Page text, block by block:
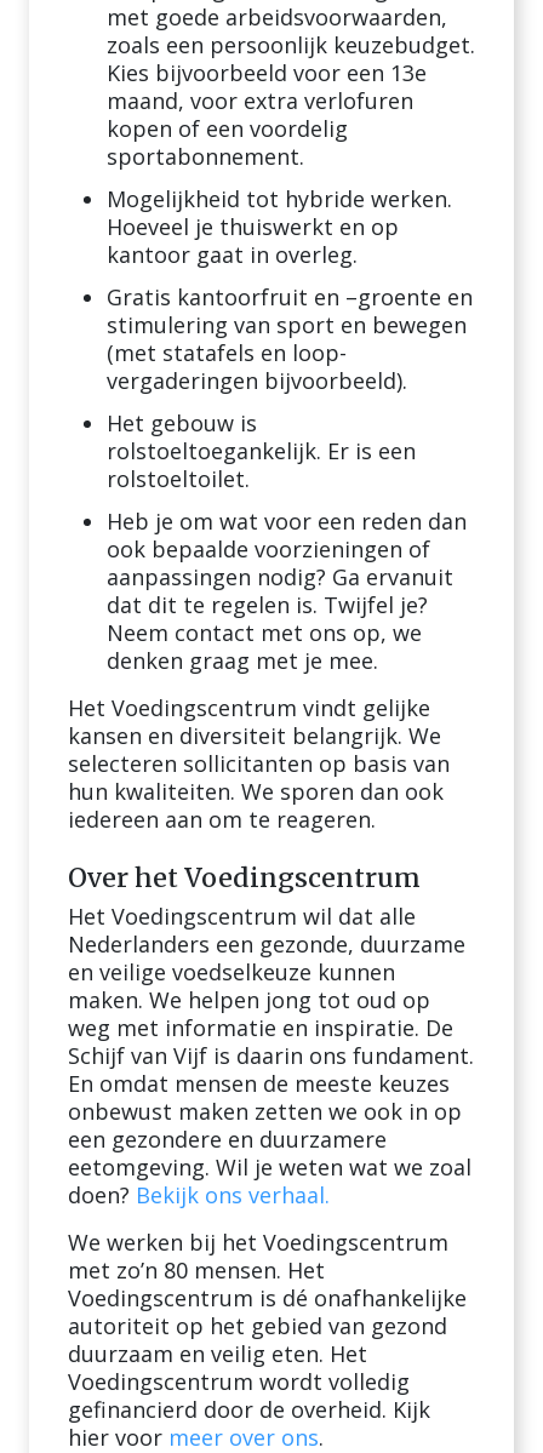
met goede arbeidsvoorwaarden,
zoals een persoonlijk keuzebudget.
Kies bijvoorbeeld voor een 13e
maand, voor extra verlofuren
kopen of een voordelig
sportabonnement.
Mogelijkheid tot hybride werken.
Hoeveel je thuiswerkt en op
kantoor gaat in overleg.
Gratis kantoorfruit en –groente en
stimulering van sport en bewegen
(met statafels en loop-
vergaderingen bijvoorbeeld).
Het gebouw is
rolstoeltoegankelijk. Er is een
rolstoeltoilet.
Heb je om wat voor een reden dan
ook bepaalde voorzieningen of
aanpassingen nodig? Ga ervanuit
dat dit te regelen is. Twijfel je?
Neem contact met ons op, we
denken graag met je mee.
Het Voedingscentrum vindt gelijke
kansen en diversiteit belangrijk. We
selecteren sollicitanten op basis van
hun kwaliteiten. We sporen dan ook
iedereen aan om te reageren.
Over het Voedingscentrum
Het Voedingscentrum wil dat alle
Nederlanders een gezonde, duurzame
en veilige voedselkeuze kunnen
maken. We helpen jong tot oud op
weg met informatie en inspiratie. De
Schijf van Vijf is daarin ons fundament.
En omdat mensen de meeste keuzes
onbewust maken zetten we ook in op
een gezondere en duurzamere
eetomgeving. Wil je weten wat we zoal
doen? Bekijk ons verhaal.
We werken bij het Voedingscentrum
met zo’n 80 mensen. Het
Voedingscentrum is dé onafhankelijke
autoriteit op het gebied van gezond
duurzaam en veilig eten. Het
Voedingscentrum wordt volledig
gefinancierd door de overheid. Kijk
hier voor meer over ons.